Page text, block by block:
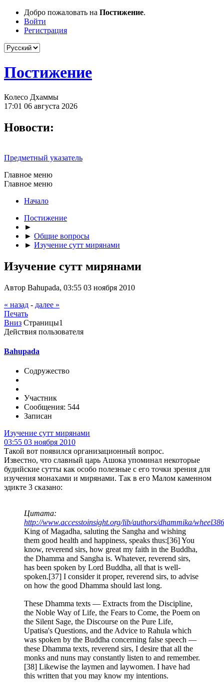
Добро пожаловать на Постижение.
Войти
Регистрация
Постижение
Колесо Дхаммы
17:01 06 августа 2026
Новости:
Предметный указатель
Главное меню
Главное меню
Начало
Постижение
►
► Общие вопросы
► Изучение сутт мирянами
Изучение сутт мирянами
Автор Bahupada, 03:55 03 ноября 2010
« назад - далее »
Печать
Вниз Страницы1
Действия пользователя
Bahupada
Содружество
Участник
Сообщения: 544
Записан
Изучение сутт мирянами
03:55 03 ноября 2010
Такой вот появился организационный вопрос.
Известно, что славный царь Ашока упоминал некоторые
будийские сутты как особо полезные с его точки зрения для
изучения монахами и мирянами. Так в его Малом каменном
эдикте 3 сказано:
Цитата:
http://www.accesstoinsight.org/lib/authors/dhammika/
King of Magadha, saluting the Sangha and wishing
them good health and happiness, speaks thus:[36] You
know, reverend sirs, how great my faith in the Buddha,
the Dhamma and Sangha is. Whatever, reverend sirs,
has been spoken by Lord Buddha, all that is well-
spoken.[37] I consider it proper, reverend sirs, to advise
on how the good Dhamma should last long.
These Dhamma texts — Extracts from the Discipline,
the Noble Way of Life, the Fears to Come, the Poem on
the Silent Sage, the Discourse on the Pure Life,
Upatisa's Questions, and the Advice to Rahula which
was spoken by the Buddha concerning false speech —
these Dhamma texts, reverend sirs, I desire that all the
monks and nuns may constantly listen to and remember.
[38] Likewise the laymen and laywomen. I have had
this written that you may know my intentions.